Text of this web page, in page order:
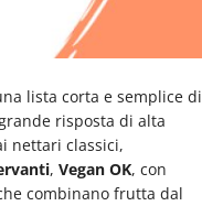
lista corta e semplice di
risposta di alta
nettari classici,
, Vegan OK, con
combinano frutta dal